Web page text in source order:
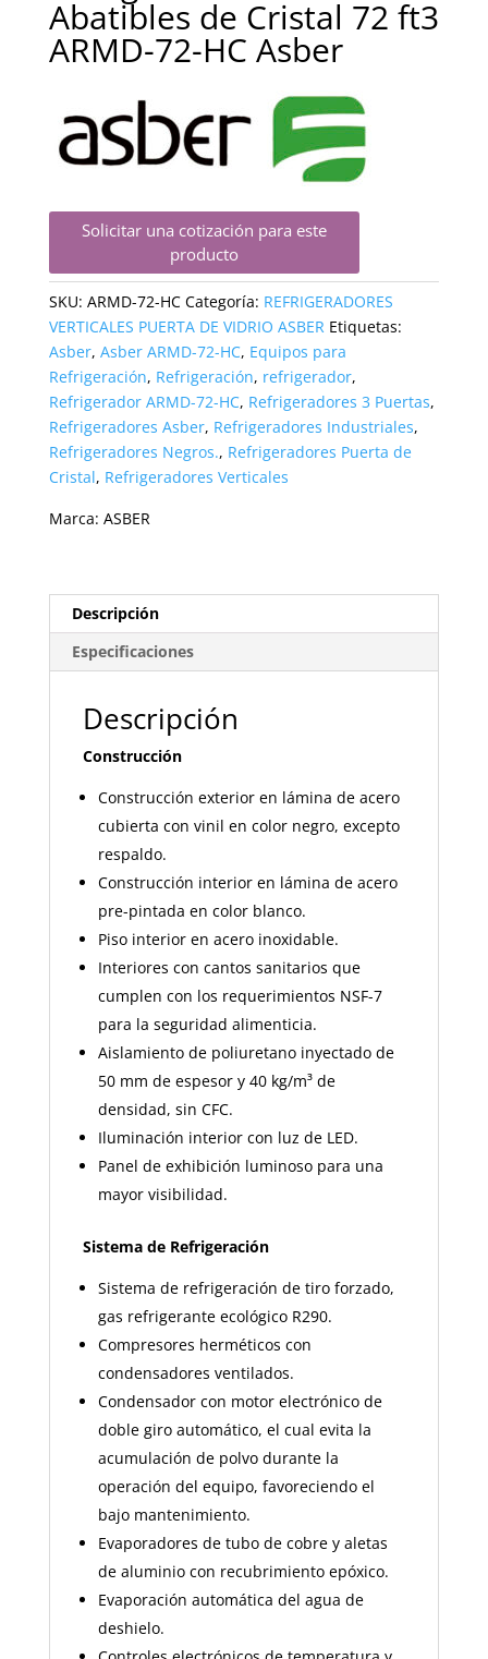
Abatibles de Cristal 72 ft3
ARMD-72-HC Asber
Solicitar una cotización para este
producto
SKU: ARMD-72-HC Categoría: REFRIGERADORES
VERTICALES PUERTA DE VIDRIO ASBER Etiquetas:
Asber, Asber ARMD-72-HC, Equipos para
Refrigeración, Refrigeración, refrigerador,
Refrigerador ARMD-72-HC, Refrigeradores 3 Puertas,
Refrigeradores Asber, Refrigeradores Industriales,
Refrigeradores Negros., Refrigeradores Puerta de
Cristal, Refrigeradores Verticales
Marca: ASBER
Descripción
Especificaciones
Descripción
Construcción
Construcción exterior en lámina de acero
cubierta con vinil en color negro, excepto
respaldo.
Construcción interior en lámina de acero
pre-pintada en color blanco.
Piso interior en acero inoxidable.
Interiores con cantos sanitarios que
cumplen con los requerimientos NSF-7
para la seguridad alimenticia.
Aislamiento de poliuretano inyectado de
50 mm de espesor y 40 kg/m³ de
densidad, sin CFC.
Iluminación interior con luz de LED.
Panel de exhibición luminoso para una
mayor visibilidad.
Sistema de Refrigeración
Sistema de refrigeración de tiro forzado,
gas refrigerante ecológico R290.
Compresores herméticos con
condensadores ventilados.
Condensador con motor electrónico de
doble giro automático, el cual evita la
acumulación de polvo durante la
operación del equipo, favoreciendo el
bajo mantenimiento.
Evaporadores de tubo de cobre y aletas
de aluminio con recubrimiento epóxico.
Evaporación automática del agua de
deshielo.